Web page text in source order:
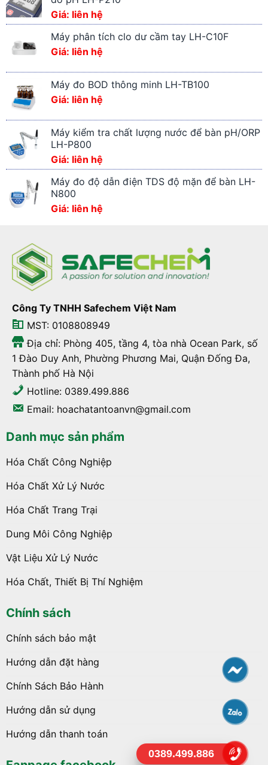
Giá: liên hệ
Máy phân tích clo dư cầm tay LH-C10F
Giá: liên hệ
Máy đo BOD thông minh LH-TB100
Giá: liên hệ
Máy kiểm tra chất lượng nước để bàn pH/ORP
LH-P800
Giá: liên hệ
Máy đo độ dẫn điện TDS độ mặn để bàn LH-
N800
Giá: liên hệ
Công Ty TNHH Safechem Việt Nam
MST: 0108808949
Địa chỉ: Phòng 405, tầng 4, tòa nhà Ocean Park, số
1 Đào Duy Anh, Phường Phương Mai, Quận Đống Đa,
Thành phố Hà Nội
Hotline: 0389.499.886
Email: hoachatantoanvn@gmail.com
Danh mục sản phẩm
Hóa Chất Công Nghiệp
Hóa Chất Xử Lý Nước
Hóa Chất Trang Trại
Dung Môi Công Nghiệp
Vật Liệu Xử Lý Nước
Hóa Chất, Thiết Bị Thí Nghiệm
Chính sách
Chính sách bảo mật
Hướng dẫn đặt hàng
Chính Sách Bảo Hành
Hướng dẫn sử dụng
Hướng dẫn thanh toán
0389.499.886